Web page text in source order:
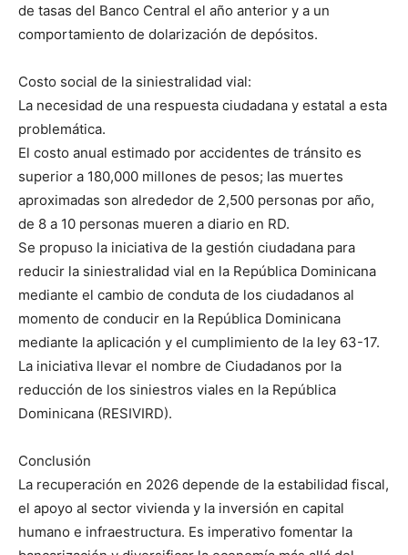
de tasas del Banco Central el año anterior y a un
comportamiento de dolarización de depósitos.
Costo social de la siniestralidad vial:
La necesidad de una respuesta ciudadana y estatal a esta
problemática.
El costo anual estimado por accidentes de tránsito es
superior a 180,000 millones de pesos; las muertes
aproximadas son alrededor de 2,500 personas por año,
de 8 a 10 personas mueren a diario en RD.
Se propuso la iniciativa de la gestión ciudadana para
reducir la siniestralidad vial en la República Dominicana
mediante el cambio de conduta de los ciudadanos al
momento de conducir en la República Dominicana
mediante la aplicación y el cumplimiento de la ley 63-17.
La iniciativa llevar el nombre de Ciudadanos por la
reducción de los siniestros viales en la República
Dominicana (RESIVIRD).
Conclusión
La recuperación en 2026 depende de la estabilidad fiscal,
el apoyo al sector vivienda y la inversión en capital
humano e infraestructura. Es imperativo fomentar la